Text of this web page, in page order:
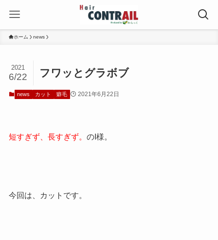
ホーム news
フワッとグラボブ
2021
6/22
news カット 癖毛 2021年6月22日
短すぎず、長すぎず。 のI様。
今回は、カットです。